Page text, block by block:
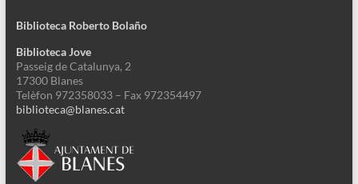
Biblioteca Roberto Bolaño
Biblioteca Jove
Passeig de Catalunya, 2
17300 Blanes
Telèfon 972358033 – Fax 972354497
biblioteca@blanes.cat